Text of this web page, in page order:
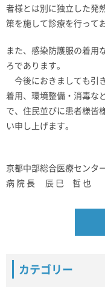
者様とは別に独立した発
策を施して診療を行って
また、感染防護服の着用
ろであります。
今後におきましても引
着用、環境整備・消毒な
で、住民並びに患者様皆
い申し上げます。
京都中部総合医療センタ
病 院 長 辰 巳 哲 也
カテゴリー